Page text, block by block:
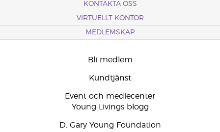
KONTAKTA OSS
VIRTUELLT KONTOR
MEDLEMSKAP
Bli medlem
Kundtjänst
Event och mediecenter
Young Livings blogg
D. Gary Young Foundation